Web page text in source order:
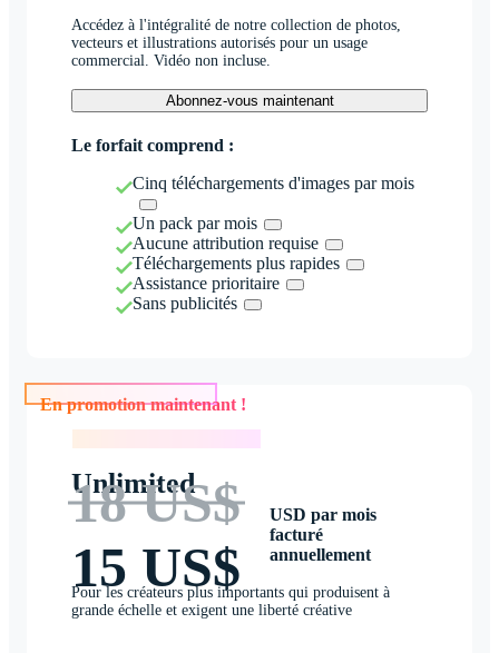
Accédez à l'intégralité de notre collection de photos,
vecteurs et illustrations autorisés pour un usage
commercial. Vidéo non incluse.
Abonnez-vous maintenant
Le forfait comprend :
Cinq téléchargements d'images par mois
Un pack par mois
Aucune attribution requise
Téléchargements plus rapides
Assistance prioritaire
Sans publicités
En promotion maintenant !
Unlimited
18 US$
15 US$
USD par mois
facturé
annuellement
Pour les créateurs plus importants qui produisent à
grande échelle et exigent une liberté créative